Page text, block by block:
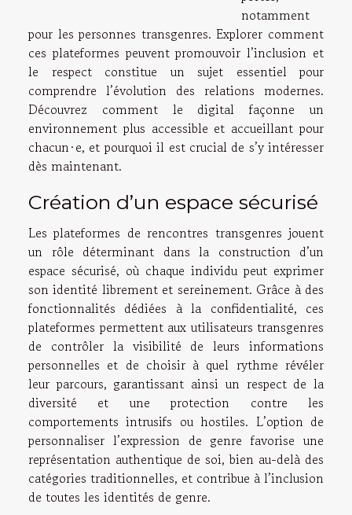
notamment
pour les personnes transgenres. Explorer comment
ces plateformes peuvent promouvoir l’inclusion et
le respect constitue un sujet essentiel pour
comprendre l’évolution des relations modernes.
Découvrez comment le digital façonne un
environnement plus accessible et accueillant pour
chacun·e, et pourquoi il est crucial de s’y intéresser
dès maintenant.
Création d’un espace sécurisé
Les plateformes de rencontres transgenres jouent
un rôle déterminant dans la construction d’un
espace sécurisé, où chaque individu peut exprimer
son identité librement et sereinement. Grâce à des
fonctionnalités dédiées à la confidentialité, ces
plateformes permettent aux utilisateurs transgenres
de contrôler la visibilité de leurs informations
personnelles et de choisir à quel rythme révéler
leur parcours, garantissant ainsi un respect de la
diversité et une protection contre les
comportements intrusifs ou hostiles. L’option de
personnaliser l’expression de genre favorise une
représentation authentique de soi, bien au-delà des
catégories traditionnelles, et contribue à l’inclusion
de toutes les identités de genre.